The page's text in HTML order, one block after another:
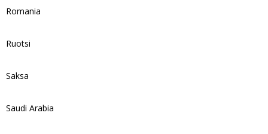
Romania
Ruotsi
Saksa
Saudi Arabia